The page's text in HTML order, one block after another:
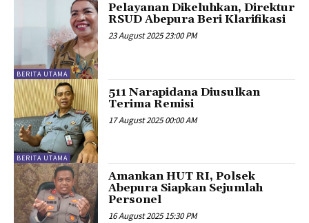
BERITA UTAMA
Pelayanan Dikeluhkan, Direktur
RSUD Abepura Beri Klarifikasi
23 August 2025 23:00 PM
BERITA UTAMA
511 Narapidana Diusulkan
Terima Remisi
17 August 2025 00:00 AM
Amankan HUT RI, Polsek
Abepura Siapkan Sejumlah
Personel
16 August 2025 15:30 PM